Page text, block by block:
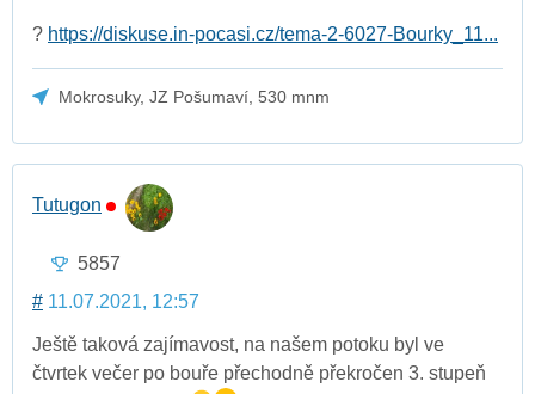
? https://diskuse.in-pocasi.cz/tema-2-6027-Bourky_11...
Mokrosuky, JZ Pošumaví, 530 mnm
Tutugon
5857
# 11.07.2021, 12:57
Ještě taková zajímavost, na našem potoku byl ve
čtvrtek večer po bouře přechodně překročen 3. stupeň